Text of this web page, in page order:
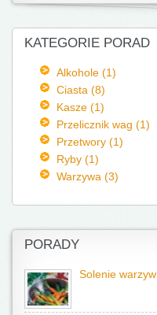
KATEGORIE PORAD
Alkohole (1)
Ciasta (8)
Kasze (1)
Przelicznik wag (1)
Przetwory (1)
Ryby (1)
Warzywa (3)
PORADY
Solenie warzyw